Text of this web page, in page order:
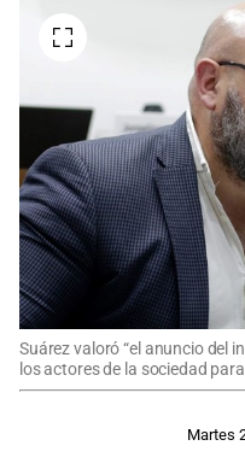
Suárez valoró “el anuncio del
los actores de la sociedad
Martes